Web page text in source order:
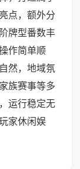
点，额外分
牌型番数丰
作简单顺
然，地域氛
族赛事等多
运行稳定无
家休闲娱